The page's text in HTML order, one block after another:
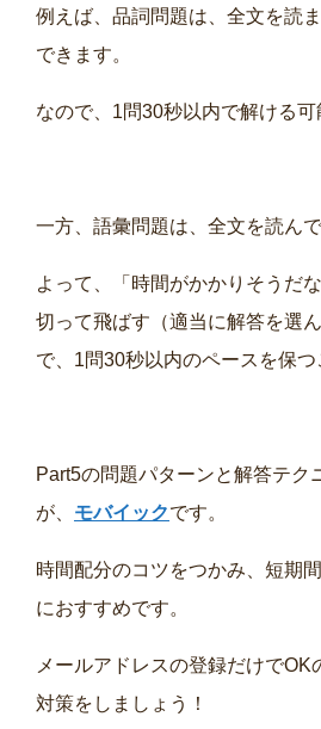
例えば、品詞問題は、全文を読
できます。
なので、1問30秒以内で解ける可
一方、語彙問題は、全文を読んで
よって、「時間がかかりそうだ
切って飛ばす（適当に解答を選
で、1問30秒以内のペースを保つ
Part5の問題パターンと解答テク
が、 モバイックです。
時間配分のコツをつかみ、短期
におすすめです。
メールアドレスの登録だけでOK
対策をしましょう！